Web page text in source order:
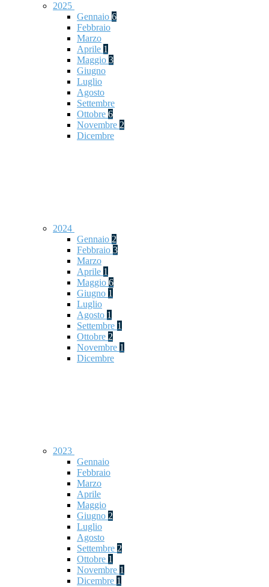
2025
Gennaio 6
Febbraio
Marzo
Aprile 1
Maggio 3
Giugno
Luglio
Agosto
Settembre
Ottobre 6
Novembre 2
Dicembre
2024
Gennaio 2
Febbraio 3
Marzo
Aprile 1
Maggio 6
Giugno 1
Luglio
Agosto 1
Settembre 1
Ottobre 2
Novembre 1
Dicembre
2023
Gennaio
Febbraio
Marzo
Aprile
Maggio
Giugno 2
Luglio
Agosto
Settembre 2
Ottobre 1
Novembre 1
Dicembre 1